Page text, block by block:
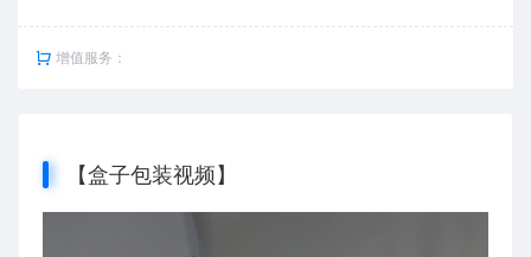
增值服务：
【盒子包装视频】